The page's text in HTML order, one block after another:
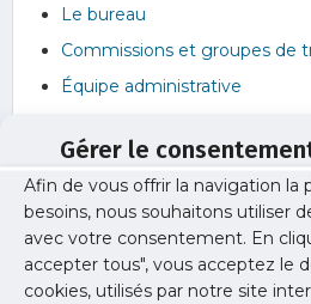
Gérer le
Afin de vous offrir la navigation la
besoins, nous souhaitons utiliser
avec votre consentement. En
accepter tous", vous acceptez le
cookies, utilisés par notre site
Le bureau
Commissions et groupes de
Équipe administrative
Dr Gilbert Leblanc